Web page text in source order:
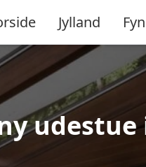
Jylland Fyn
udestue